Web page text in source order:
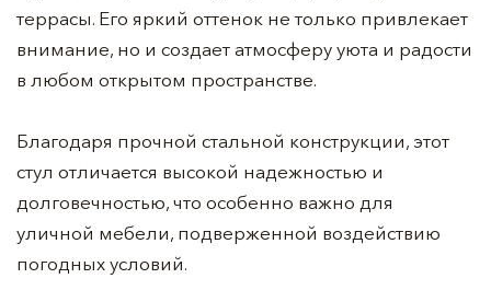
террасы. Его яркий оттенок не только привлекает
внимание, но и создает атмосферу уюта и радости
в любом открытом пространстве.
Благодаря прочной стальной конструкции, этот
стул отличается высокой надежностью и
долговечностью, что особенно важно для
уличной мебели, подверженной воздействию
погодных условий.